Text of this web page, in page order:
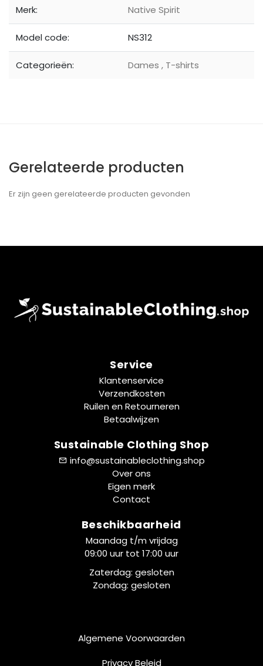
Merk: Native Spirit
Model code: NS312
Categorieën: Dames , T-shirts
Gerelateerde producten
Er zijn geen gerelateerde producten gevonden
Service
Klantenservice
Verzendkosten
Ruilen en Retourneren
Betaalwijzen
Sustainable Clothing Shop
info@sustainableclothing.shop
Over ons
Eigen merk
Contact
Beschikbaarheid
Maandag t/m vrijdag
09:00 uur tot 17:00 uur
Zaterdag: gesloten
Zondag: gesloten
Algemene Voorwaarden
Privacy Beleid